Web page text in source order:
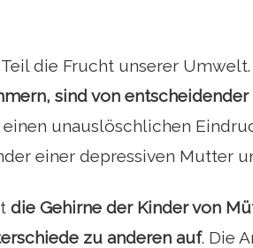
die Frucht unserer
sind von
einen unauslöschlichen
einer depressiven Mutter
die Gehirne der Kinder von
zu anderen auf. Die